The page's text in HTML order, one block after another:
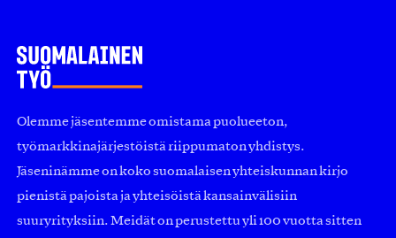
Olemme jäsentemme omistama puolueeton,
työmarkkinajärjestöistä riippumaton yhdistys.
Jäseninämme on koko suomalaisen yhteiskunnan kirjo
pienistä pajoista ja yhteisöistä kansainvälisiin
suuryrityksiin. Meidät on perustettu yli 100 vuotta sitten